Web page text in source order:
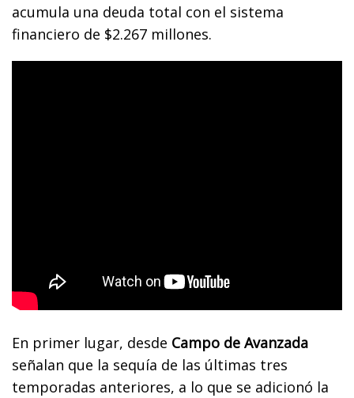
acumula una deuda total con el sistema
financiero de $2.267 millones.
En primer lugar, desde Campo de Avanzada
señalan que la sequía de las últimas tres
temporadas anteriores, a lo que se adicionó la